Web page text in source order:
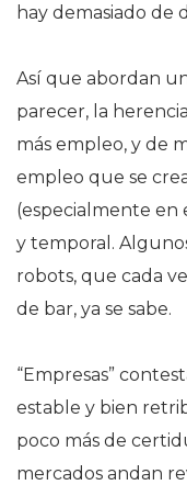
hay demasiado de
Así que abordan
parecer, la
más empleo, y de
empleo que se
(especialmente en
y temporal.
robots, que cada
de bar, ya se sabe.
“Empresas”
estable y bien
poco más de
mercados andan